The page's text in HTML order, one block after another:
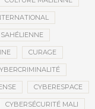
CURAGE
CYBERESPACE
CYBERSÉCURITÉ MALI